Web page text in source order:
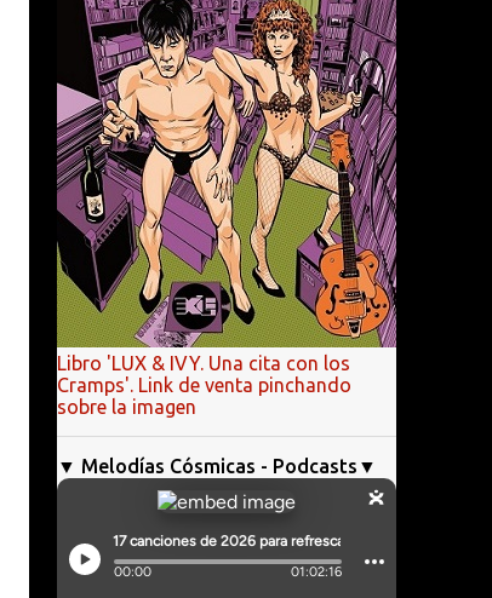
Libro 'LUX & IVY. Una cita con los
Cramps'. Link de venta pinchando
sobre la imagen
▼ Melodías Cósmicas - Podcasts▼